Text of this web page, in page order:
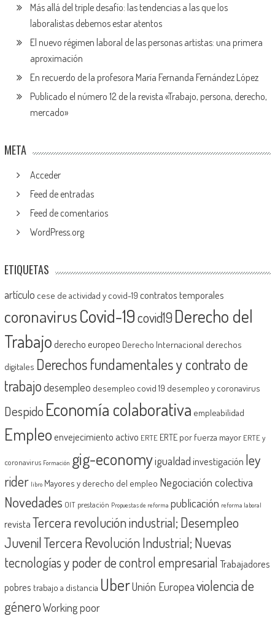
Más allá del triple desafío: las tendencias a las que los
laboralistas debemos estar atentos
El nuevo régimen laboral de las personas artistas: una primera
aproximación
En recuerdo de la profesora María Fernanda Fernández López
Publicado el número 12 de la revista «Trabajo, persona, derecho,
mercado»
META
Acceder
Feed de entradas
Feed de comentarios
WordPress.org
ETIQUETAS
artículo cese de actividad y covid-19 contratos temporales
coronavirusCovid-19covid19 Derecho del
Trabajoderecho europeo Derecho Internacional derechos
digitales Derechos fundamentales y contrato de
trabajodesempleo desempleo covid 19 desempleo y coronavirus
Despido Economía colaborativa empleabilidad
Empleoenvejecimiento activo ERTE ERTE por fuerza mayor ERTE y
coronavirus Formación gig-economyigualdadinvestigación ley
rider libro Mayores y derecho del empleo Negociación colectiva
Novedades OIT prestación Propuestas de reforma publicación reforma laboral
revistaTercera revolución industrial; Desempleo
JuvenilTercera Revolución Industrial; Nuevas
tecnologías y poder de control empresarial Trabajadores
pobres trabajo a distancia UberUnión Europeaviolencia de
géneroWorking poor